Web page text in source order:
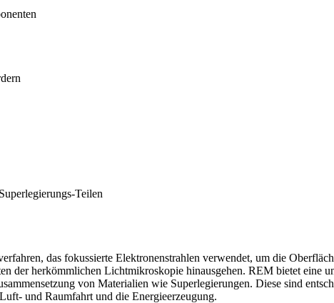
Teilen
das fokussierte Elektronenstrahlen verwendet, um die
der herkömmlichen Lichtmikroskopie hinausgehen. REM bietet eine
von Materialien wie Superlegierungen. Diese sind
Luft- und Raumfahrt und die Energieerzeugung.